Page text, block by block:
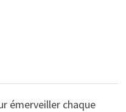
émerveiller chaque